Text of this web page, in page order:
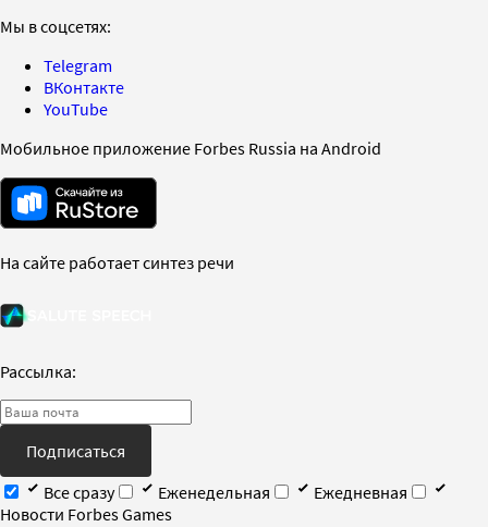
Мы в соцсетях:
Telegram
ВКонтакте
YouTube
Мобильное приложение Forbes Russia на Android
На сайте работает синтез речи
Рассылка:
Подписаться
Все сразу
Еженедельная
Ежедневная
Новости Forbes Games